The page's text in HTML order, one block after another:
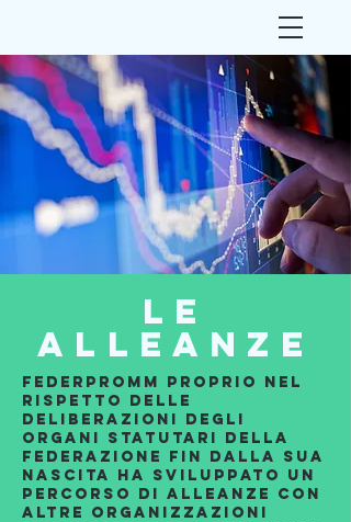
Le
alleanze
Federpromm proprio nel
rispetto delle
deliberazioni degli
organi statutari della
Federazione fin dalla sua
nascita ha sviluppato un
percorso di alleanze con
altre Organizzazioni